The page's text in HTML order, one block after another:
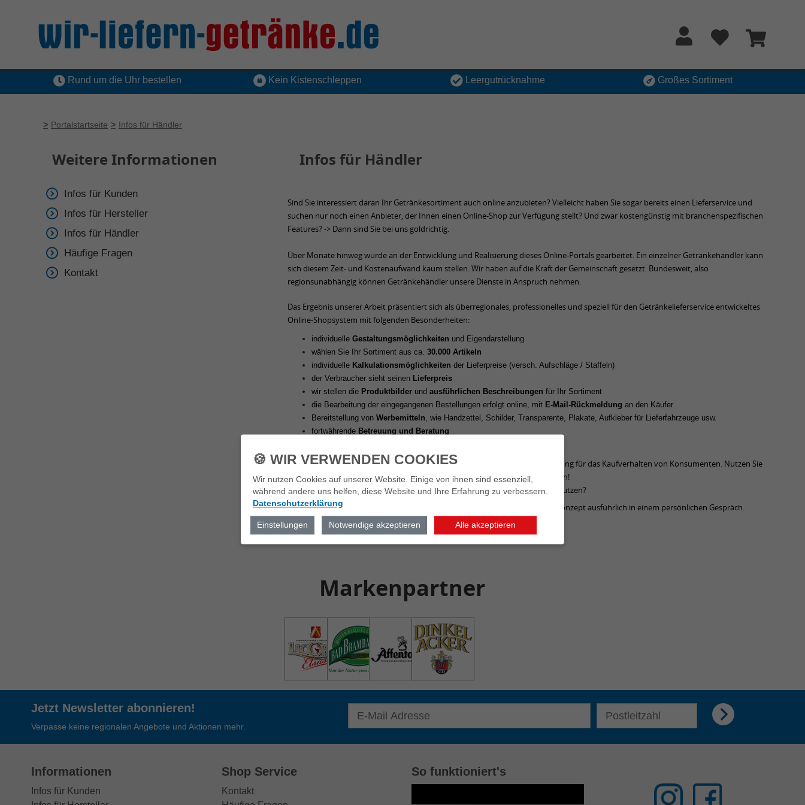
Rund um die Uhr bestellen Kein Kistenschleppen Leergutrücknahme Großes Sortiment
Portalstartseite Infos für Händler
Weitere Informationen
Infos für Kunden
Infos für Hersteller
Infos für Händler
Häufige Fragen
Kontakt
Infos für Händler
Sind Sie interessiert daran Ihr Getränkesortiment auch online anzubieten? Vielleicht haben Sie sogar bereits einen Lieferservice und
suchen nur noch einen Anbieter, der Ihnen einen Online-Shop zur Verfügung stellt? Und zwar kostengünstig mit branchenspezifischen
Features? -> Dann sind Sie bei uns goldrichtig.
Über Monate hinweg wurde an der Entwicklung und Realisierung dieses Online-Portals gearbeitet. Ein einzelner Getränkehändler kann
sich diesem Zeit- und Kostenaufwand kaum stellen. Wir haben auf die Kraft der Gemeinschaft gesetzt. Bundesweit, also
regionsunabhängig können Getränkehändler unsere Dienste in Anspruch nehmen.
Das Ergebnis unserer Arbeit präsentiert sich als überregionales, professionelles und speziell für den Getränkelieferservice entwickeltes
Online-Shopsystem mit folgenden Besonderheiten:
individuelleGestaltungsmöglichkeiten und Eigendarstellung
wählen Sie Ihr Sortiment aus ca.30.000 Artikeln
individuelle Kalkulationsmöglichkeiten der Lieferpreise (versch. Aufschläge / Staffeln)
der Verbraucher sieht seinen Lieferpreis
wir stellen die Produktbilder undausführlichen Beschreibungenfür Ihr Sortiment
die Bearbeitung der eingegangenen Bestellungen erfolgt online, mit E-Mail-Rückmeldung an den Käufer
Bereitstellung vonWerbemitteln, wie Handzettel, Schilder, Transparente, Plakate, Aufkleber für Lieferfahrzeuge usw.
fortwährende Betreuung und Beratung
Das Internet kennt keinen Ladenschluss und gewinnt zunehmend an Bedeutung für das Kaufverhalten von Konsumenten. Nutzen Sie
das World Wide Web um Ihre Absätze zu sichern und Zusatzumsätze zu tätigen!
Sie sind interessiert diese und weitere Vorteile auch für Ihr Unternehmen zu nutzen?
Senden Sie uns einfach eine
. Wir präsentieren Ihnen gerne das ganze Konzept ausführlich in einem persönlichen Gespräch.
Markenpartner
Jetzt Newsletter abonnieren!
Verpasse keine regionalen Angebote und Aktionen mehr.
E-Mail Adresse für Newsletter eingeben
Informationen
Infos für Kunden
Shop Service
Kontakt
So funktioniert's
🍪 WIR VERWENDEN COOKIES
Wir nutzen Cookies auf unserer Website. Einige von ihnen sind essenziell,
während andere uns helfen, diese Website und Ihre Erfahrung zu verbessern.
Datenschutzerklärung
Einstellungen Notwendige akzeptieren Alle akzeptieren